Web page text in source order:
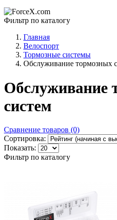
Фильтр по каталогу
Главная
Велоспорт
Тормозные системы
Обслуживание тормозных
Обслуживание
систем
Сравнение товаров (0)
Сортировка:
Показать:
Фильтр по каталогу